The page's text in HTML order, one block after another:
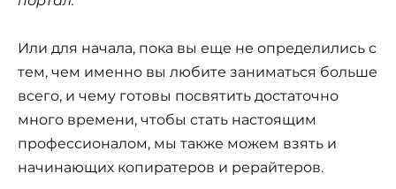
Или для начала, пока вы еще не определились с
тем, чем именно вы любите заниматься больше
всего, и чему готовы посвятить достаточно
много времени, чтобы стать настоящим
профессионалом, мы также можем взять и
начинающих копиратеров и рерайтеров.